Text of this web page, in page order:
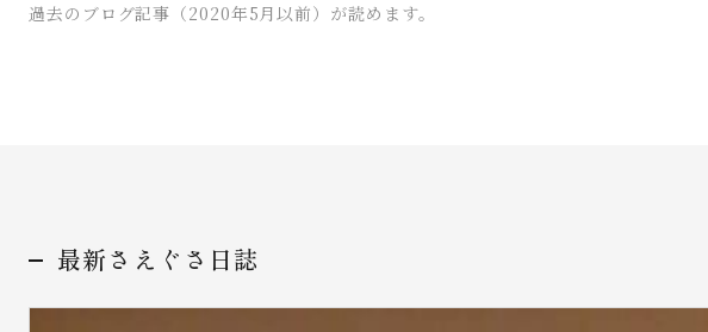
過去のブログ記事（2020年5月以前）が読めます。
最新さえぐさ日誌